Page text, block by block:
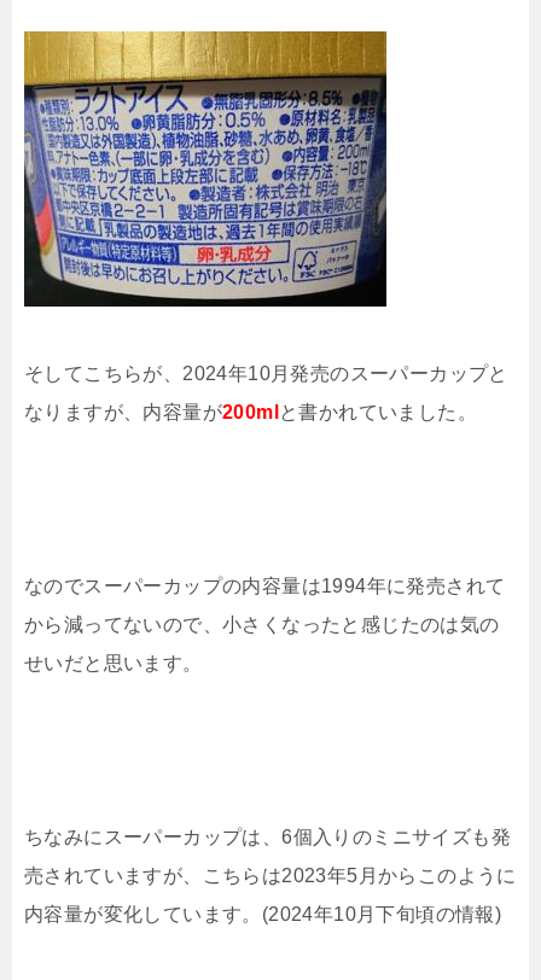
そしてこちらが、2024年10月発売のスーパーカップと
なりますが、内容量が200ml と書かれていました。
なのでスーパーカップの内容量は1994年に発売されて
から減ってないので、小さくなったと感じたのは気の
せいだと思います。
ちなみにスーパーカップは、6個入りのミニサイズも発
売されていますが、こちらは2023年5月からこのように
内容量が変化しています。(2024年10月下旬頃の情報)